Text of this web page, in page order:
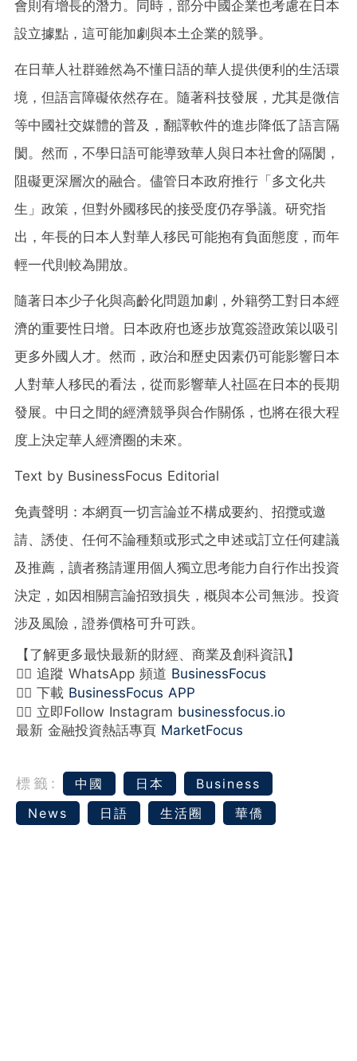
會則有增長的潛力。同時，部分中國企業也考慮在日本
設立據點，這可能加劇與本土企業的競爭。
在日華人社群雖然為不懂日語的華人提供便利的生活環
境，但語言障礙依然存在。隨著科技發展，尤其是微信
等中國社交媒體的普及，翻譯軟件的進步降低了語言隔
閡。然而，不學日語可能導致華人與日本社會的隔閡，
阻礙更深層次的融合。儘管日本政府推行「多文化共
生」政策，但對外國移民的接受度仍存爭議。研究指
出，年長的日本人對華人移民可能抱有負面態度，而年
輕一代則較為開放。
隨著日本少子化與高齡化問題加劇，外籍勞工對日本經
濟的重要性日增。日本政府也逐步放寬簽證政策以吸引
更多外國人才。然而，政治和歷史因素仍可能影響日本
人對華人移民的看法，從而影響華人社區在日本的長期
發展。中日之間的經濟競爭與合作關係，也將在很大程
度上決定華人經濟圈的未來。
Text by BusinessFocus Editorial
免責聲明：本網頁一切言論並不構成要約、招攬或邀
請、誘使、任何不論種類或形式之申述或訂立任何建議
及推薦，讀者務請運用個人獨立思考能力自行作出投資
決定，如因相關言論招致損失，概與本公司無涉。投資
涉及風險，證券價格可升可跌。
【了解更多最快最新的財經、商業及創科資訊】
👉🏻 追蹤 WhatsApp 頻道 BusinessFocus
👉🏻 下載 BusinessFocus APP
👉🏻 立即Follow Instagram businessfocus.io
最新 金融投資熱話專頁 MarketFocus
標籤: 中國 日本
Business
News
日語 生活圈 華僑